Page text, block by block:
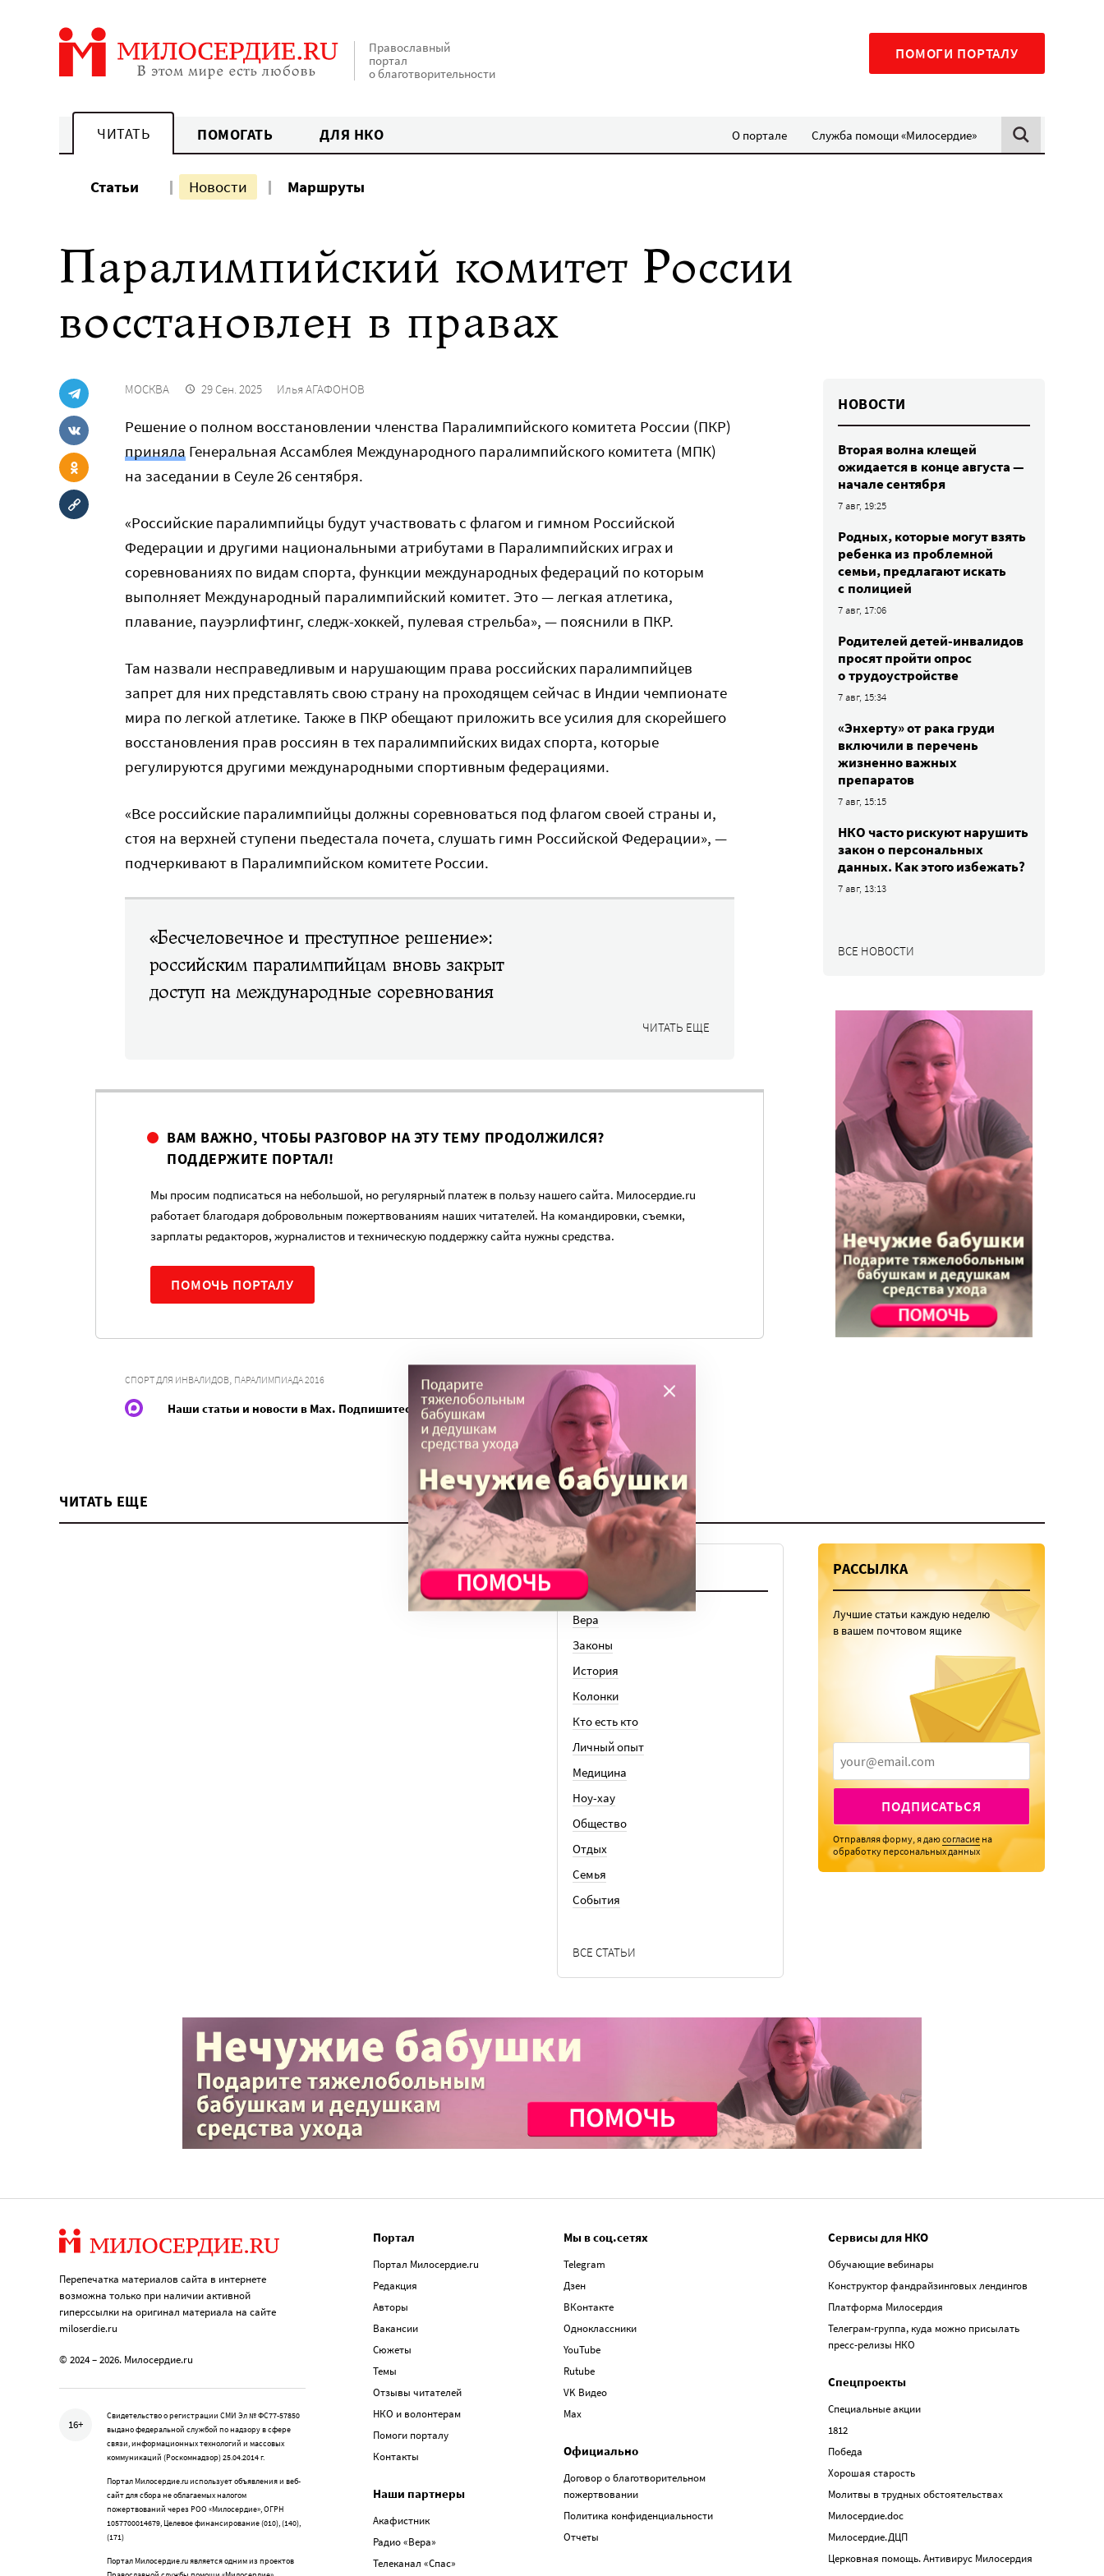
Православный
портал
о благотворительности
ПОМОГИ ПОРТАЛУ
ЧИТАТЬ ПОМОГАТЬ ДЛЯ НКО О портале Служба помощи «Милосердие»
Статьи Новости Маршруты
Паралимпийский комитет России
восстановлен в правах
МОСКВА 29 Сен. 2025 Илья АГАФОНОВ
Решение о полном восстановлении членства Паралимпийского комитета России (ПКР)
приняла Генеральная Ассамблея Международного паралимпийского комитета (МПК)
на заседании в Сеуле 26 сентября.
«Российские паралимпийцы будут участвовать с флагом и гимном Российской
Федерации и другими национальными атрибутами в Паралимпийских играх и
соревнованиях по видам спорта, функции международных федераций по которым
выполняет Международный паралимпийский комитет. Это — легкая атлетика,
плавание, пауэрлифтинг, следж-хоккей, пулевая стрельба», — пояснили в ПКР.
Там назвали несправедливым и нарушающим права российских паралимпийцев
запрет для них представлять свою страну на проходящем сейчас в Индии чемпионате
мира по легкой атлетике. Также в ПКР обещают приложить все усилия для скорейшего
восстановления прав россиян в тех паралимпийских видах спорта, которые
регулируются другими международными спортивным федерациями.
«Все российские паралимпийцы должны соревноваться под флагом своей страны и,
стоя на верхней ступени пьедестала почета, слушать гимн Российской Федерации», —
подчеркивают в Паралимпийском комитете России.
«Бесчеловечное и преступное решение»:
российским паралимпийцам вновь закрыт
доступ на международные соревнования
ЧИТАТЬ ЕЩЕ
ВАМ ВАЖНО, ЧТОБЫ РАЗГОВОР НА ЭТУ ТЕМУ ПРОДОЛЖИЛСЯ?
ПОДДЕРЖИТЕ ПОРТАЛ!
Мы просим подписаться на небольшой, но регулярный платеж в пользу нашего сайта. Милосердие.ru
работает благодаря добровольным пожертвованиям наших читателей. На командировки, съемки,
зарплаты редакторов, журналистов и техническую поддержку сайта нужны средства.
ПОМОЧЬ ПОРТАЛУ
СПОРТ ДЛЯ ИНВАЛИДОВ, ПАРАЛИМПИАДА 2016
Наши статьи и новости в Max. Подпишитесь
НОВОСТИ
Вторая волна клещей
ожидается в конце августа —
начале сентября
7 авг, 19:25
Родных, которые могут взять
ребенка из проблемной
семьи, предлагают искать
с полицией
7 авг, 17:06
Родителей детей-инвалидов
просят пройти опрос
о трудоустройстве
7 авг, 15:34
«Энхерту» от рака груди
включили в перечень
жизненно важных
препаратов
7 авг, 15:15
НКО часто рискуют нарушить
закон о персональных
данных. Как этого избежать?
7 авг, 13:13
ВСЕ НОВОСТИ
ЧИТАТЬ ЕЩЕ
ТЕМЫ
Вера
Законы
История
Колонки
Кто есть кто
Личный опыт
Медицина
Ноу-хау
Общество
Отдых
Семья
События
ВСЕ СТАТЬИ
РАССЫЛКА
Лучшие статьи каждую неделю
в вашем почтовом ящике
ПОДПИСАТЬСЯ
Отправляя форму, я даюсогласие на
обработку персональных данных
Перепечатка материалов сайта в интернете
возможна только при наличии активной
гиперссылки на оригинал материала на сайте
miloserdie.ru
© 2024 – 2026. Милосердие.ru
16+
Свидетельство о регистрации СМИ Эл № ФС77-57850
выдано федеральной службой по надзору в сфере
связи, информационных технологий и массовых
коммуникаций (Роскомнадзор) 25.04.2014 г.
Портал Милосердие.ru использует объявления и веб-
сайт для сбора не облагаемых налогом
пожертвований через РОО «Милосердие», ОГРН
1057700014679, Целевое финансирование (010), (140),
(171)
Портал Милосердие.ru является одним из проектов
Портал
Портал Милосердие.ru
Редакция
Авторы
Вакансии
Сюжеты
Темы
Отзывы читателей
НКО и волонтерам
Помоги порталу
Контакты
Наши партнеры
Акафистник
Радио «Вера»
Телеканал «Спас»
Мы в соц.сетях
Telegram
Дзен
ВКонтакте
Одноклассники
YouTube
Rutube
VK Видео
Max
Официально
Договор о благотворительном
пожертвовании
Политика конфиденциальности
Отчеты
Сервисы для НКО
Обучающие вебинары
Конструктор фандрайзинговых лендингов
Платформа Милосердия
Телеграм-группа, куда можно присылать
пресс-релизы НКО
Спецпроекты
Специальные акции
1812
Победа
Хорошая старость
Молитвы в трудных обстоятельствах
Милосердие.doc
Милосердие.ДЦП
Церковная помощь. Антивирус Милосердия